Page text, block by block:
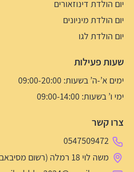
יום הולדת דינוזאורים
יום הולדת מיניונים
יום הולדת לגו
שעות פעילות
ימים א’-ה’ בשעות: 09:00-20:00
ימי ו’ בשעות: 09:00-14:00
צרו קשר
0547509472
משה לוי 18 רמלה (רשום מסיבאבלס על השלט בחנות)